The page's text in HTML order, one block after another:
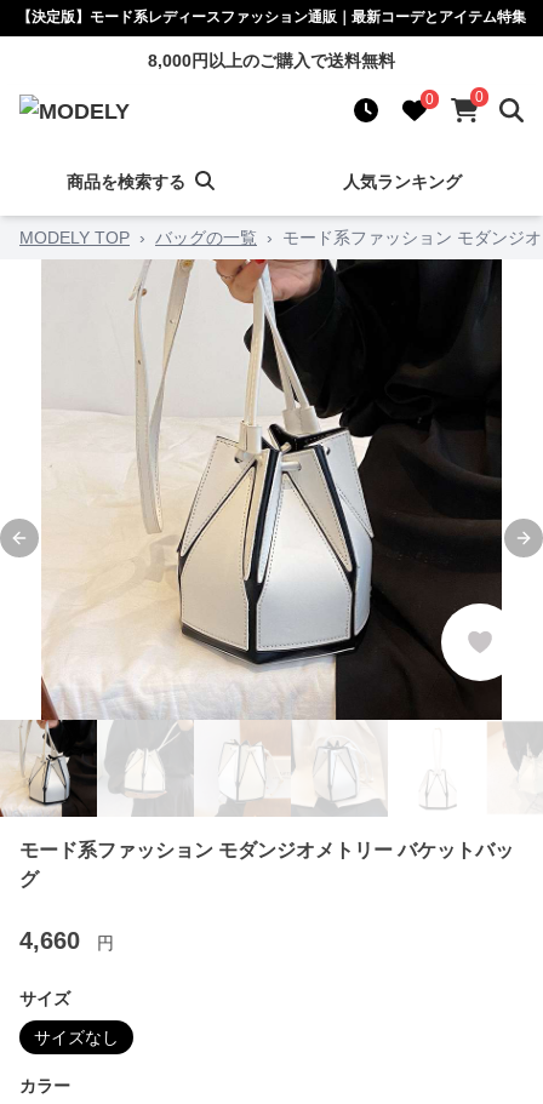
【決定版】モード系レディースファッション通販｜最新コーデとアイテム特集
8,000円以上のご購入で送料無料
0 0
商品を検索する 人気ランキング
MODELY TOP › バッグの一覧 › モード系ファッション モダンジ
Previous slide
モード系ファッション モダンジオメトリー バケットバッ
グ
4,660 円
サイズ
サイズなし
カラー